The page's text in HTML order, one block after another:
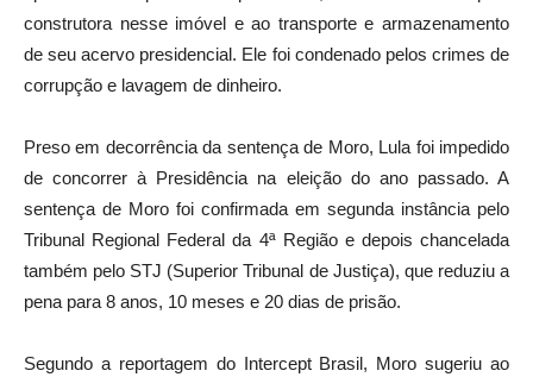
construtora nesse imóvel e ao transporte e armazenamento
de seu acervo presidencial. Ele foi condenado pelos crimes de
corrupção e lavagem de dinheiro.
Preso em decorrência da sentença de Moro, Lula foi impedido
de concorrer à Presidência na eleição do ano passado. A
sentença de Moro foi confirmada em segunda instância pelo
Tribunal Regional Federal da 4ª Região e depois chancelada
também pelo STJ (Superior Tribunal de Justiça), que reduziu a
pena para 8 anos, 10 meses e 20 dias de prisão.
Segundo a reportagem do Intercept Brasil, Moro sugeriu ao